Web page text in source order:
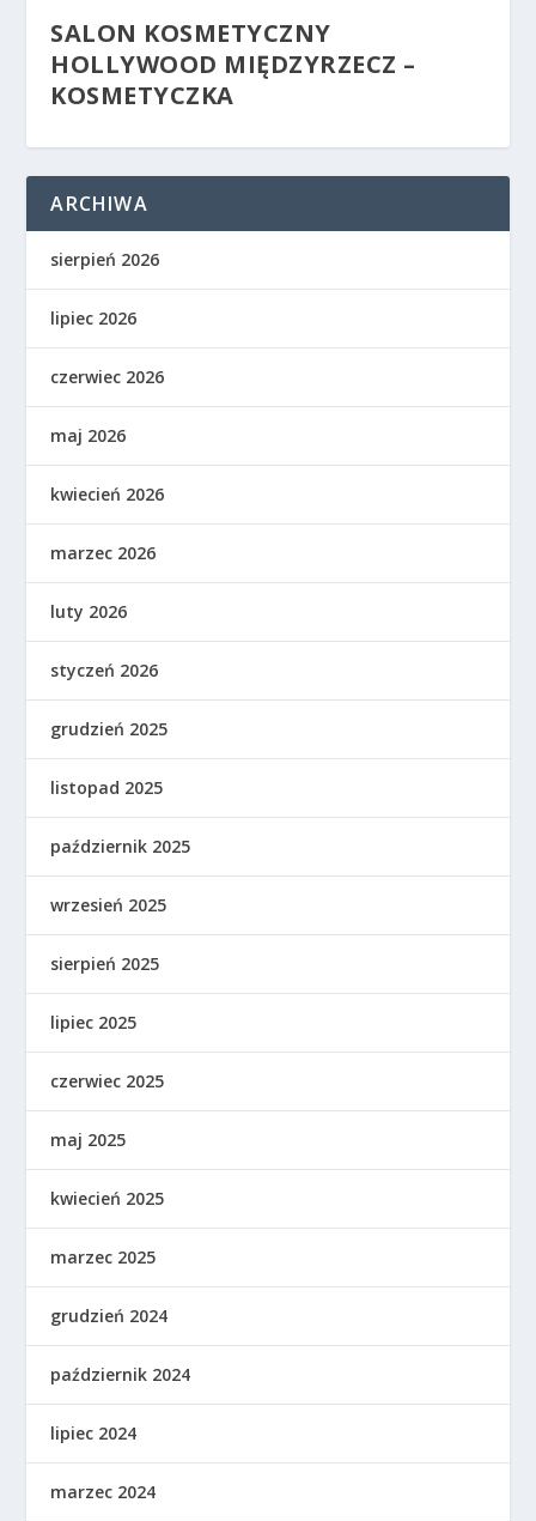
SALON KOSMETYCZNY
HOLLYWOOD MIĘDZYRZECZ –
KOSMETYCZKA
ARCHIWA
sierpień 2026
lipiec 2026
czerwiec 2026
maj 2026
kwiecień 2026
marzec 2026
luty 2026
styczeń 2026
grudzień 2025
listopad 2025
październik 2025
wrzesień 2025
sierpień 2025
lipiec 2025
czerwiec 2025
maj 2025
kwiecień 2025
marzec 2025
grudzień 2024
październik 2024
lipiec 2024
marzec 2024